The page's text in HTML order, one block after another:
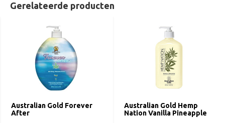
Gerelateerde producten
Australian Gold Forever
After
Australian Gold Hemp
Nation Vanilla Pineapple